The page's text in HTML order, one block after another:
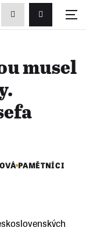
Přihlášení/
Zobrazit
vyhledávání
musel
PAMĚTNÍCI